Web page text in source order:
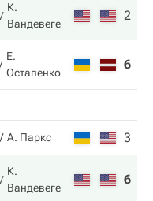
К.
Вандевеге
2
Е.
Остапенко
6
А. Паркс 3
К.
Вандевеге
6